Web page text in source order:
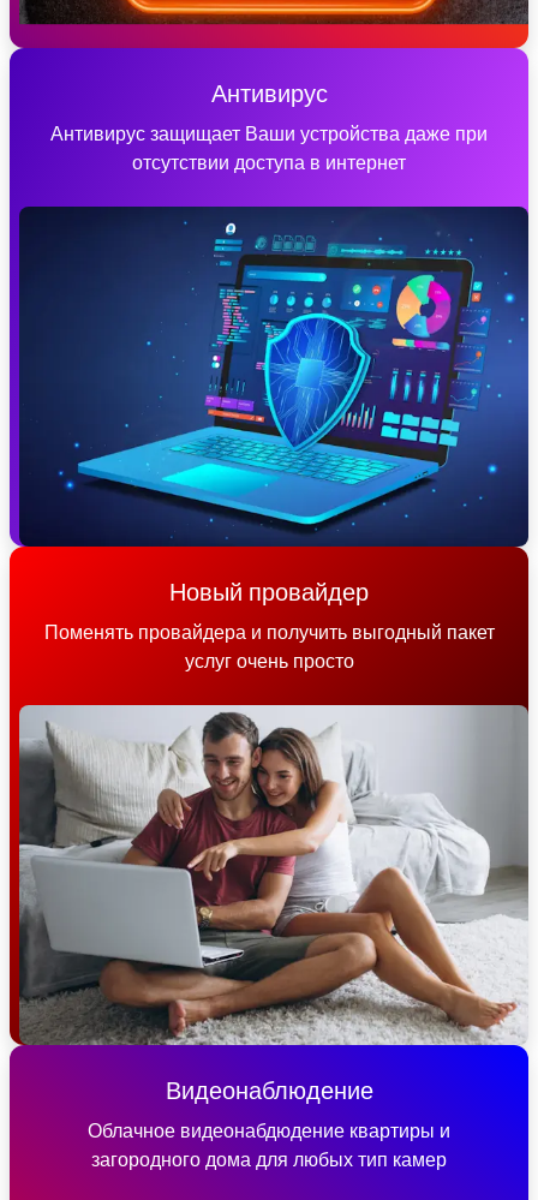
Антивирус
Антивирус защищает Ваши устройства даже при
отсутствии доступа в интернет
Новый провайдер
Поменять провайдера и получить выгодный пакет
услуг очень просто
Видеонаблюдение
Облачное видеонабдюдение квартиры и
загородного дома для любых тип камер